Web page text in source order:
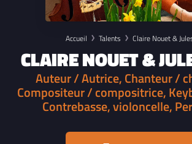
Accueil Talents Claire Nouet &
CLAIRE NOUET &
Auteur / Autrice, Chanteur /
Compositeur / compositrice,
Contrebasse, violoncelle,